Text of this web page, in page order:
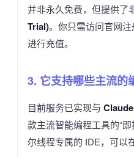
并非永久免费，但提供了
Trial)。你只需访问官网
进行充值。
3. 它支持哪些主流的
目前服务已实现与
款主流智能编程工具的“
尔线程专属的 IDE，可以